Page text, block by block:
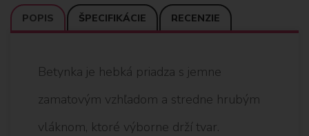
POPIS ŠPECIFIKÁCIE RECENZIE
Betynka je hebká priadza s jemne
zamatovým vzhľadom a stredne hrubým
vláknom, ktoré výborne drží tvar.